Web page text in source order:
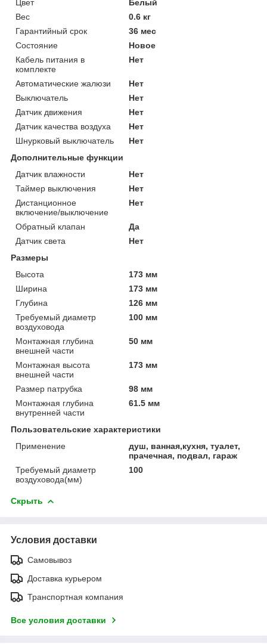
Цвет
Белый
Вес
0.6 кг
Гарантийный срок
36 мес
Состояние
Новое
Кабель питания в
комплекте
Нет
Автоматические жалюзи
Нет
Выключатель
Нет
Датчик движения
Нет
Датчик качества воздуха
Нет
Шнурковый выключатель
Нет
Дополнительные функции
Датчик влажности
Нет
Таймер выключения
Нет
Дистанционное
включение/выключение
Нет
Обратный клапан
Да
Датчик света
Нет
Размеры
Высота
173 мм
Ширина
173 мм
Глубина
126 мм
Требуемый диаметр
воздуховода
100 мм
Монтажная глубина
внешней части
50 мм
Монтажная высота
внешней части
173 мм
Размер патрубка
98 мм
Монтажная глубина
внутренней части
61.5 мм
Пользовательские характеристики
Применение
душ, ванная,кухня, туалет,
прачечная, подвал, гараж
Требуемый диаметр
воздуховода(мм)
100
Скрыть
Условия доставки
Самовывоз
Доставка курьером
Транспортная компания
Все условия доставки